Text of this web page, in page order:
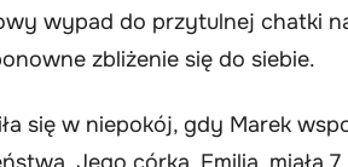
wypad do przytulnej chatki
zbliżenie się do siebie.
się w niepokój, gdy Marek